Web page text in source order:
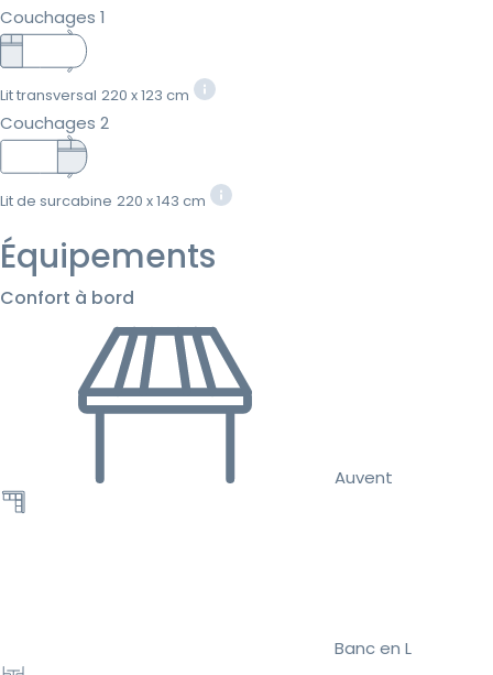
Couchages 1
Lit transversal 220 x 123 cm
Couchages 2
Lit de surcabine 220 x 143 cm
Équipements
Confort à bord
Auvent
Banc en L